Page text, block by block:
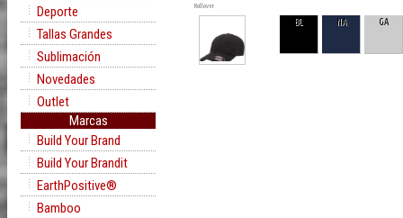
Deporte
Tallas Grandes
Sublimación
Novedades
Outlet
Marcas
Build Your Brand
Build Your Brandit
EarthPositive®
Bamboo
Rollover
BL NA GA